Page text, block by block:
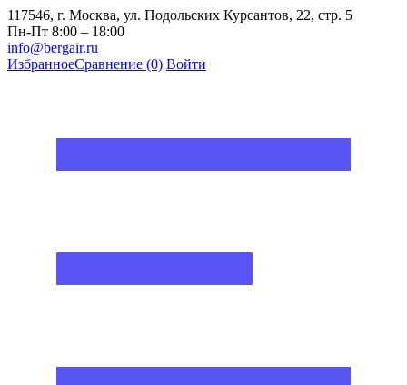
117546, г. Москва, ул. Подольских Курсантов, 22, стр. 5
Пн-Пт 8:00 – 18:00
info@bergair.ru
ИзбранноеСравнение (0) Войти